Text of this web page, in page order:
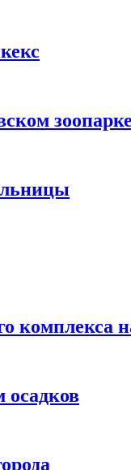
зоопарке
комплекса